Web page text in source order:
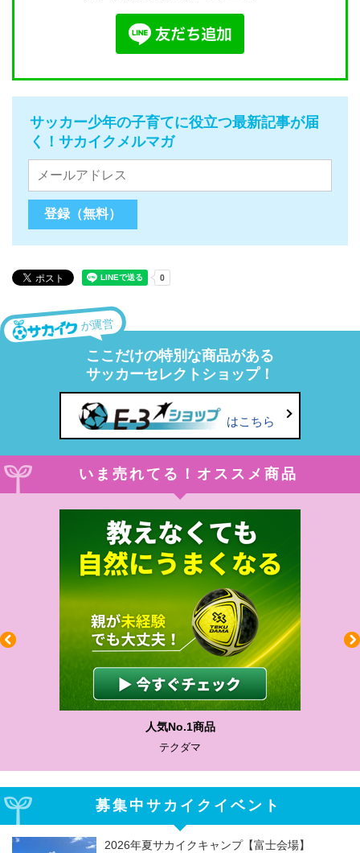
サッカー少年の子育てに役立つ最新記事が届
く！サカイクメルマガ
が運営
ここだけの特別な商品がある
サッカーセレクトショップ！
はこちら
いま売れてる！オススメ商品
人気No.1商品
テクダマ
募集中サカイクイベント
2026年夏サカイクキャンプ【富士会場】